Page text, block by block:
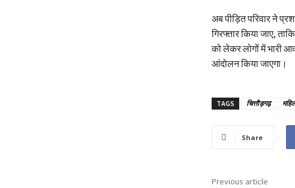
अब पीड़ित परिवार ने
गिरफ्तार किया जाए,
को लेकर लोगों में भारी
आंदोलन किया जाएगा।
TAGS चित्तौड़गढ़
Share
Previous article